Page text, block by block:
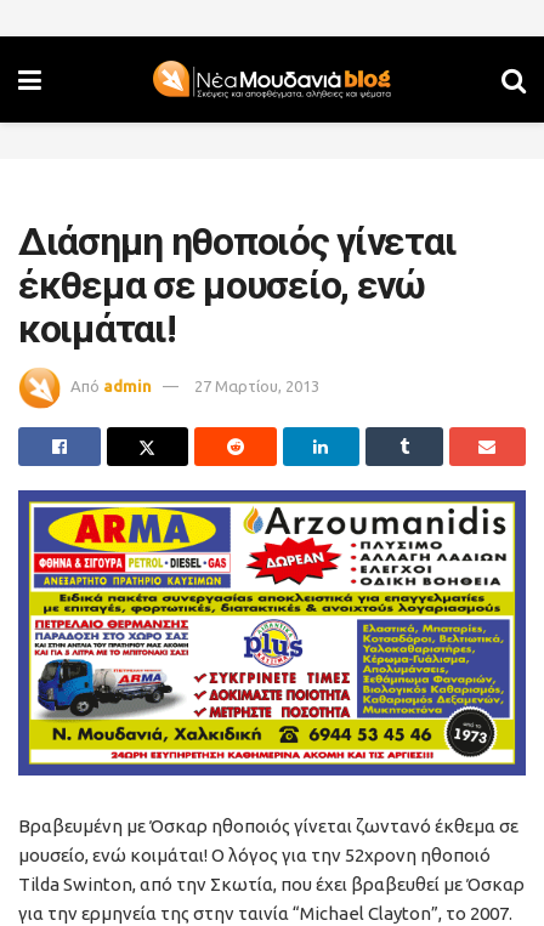
Διάσημη ηθοποιός γίνεται
έκθεμα σε μουσείο, ενώ
κοιμάται!
Από admin 27 Μαρτίου, 2013
Βραβευμένη με Όσκαρ ηθοποιός γίνεται ζωντανό έκθεμα σε
μουσείο, ενώ κοιμάται! Ο λόγος για την 52χρονη ηθοποιό
Tilda Swinton, από την Σκωτία, που έχει βραβευθεί με Όσκαρ
για την ερμηνεία της στην ταινία “Michael Clayton”, το 2007.